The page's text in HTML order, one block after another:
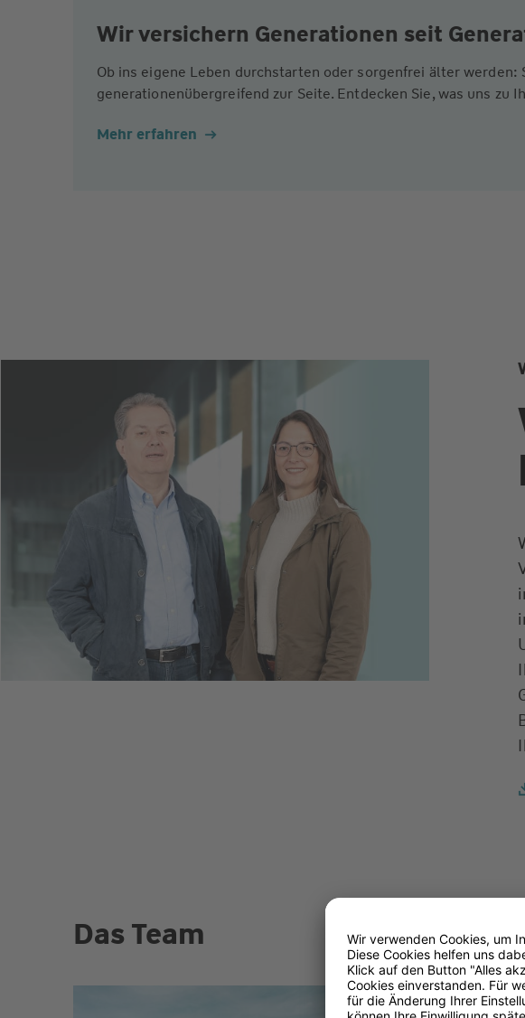
Wir versichern Generationen seit
Ob ins eigene Leben durchstarten oder sorgenfrei älter
generationenübergreifend zur Seite. Entdecken Sie, was uns zu
Mehr erfahren
Das Team